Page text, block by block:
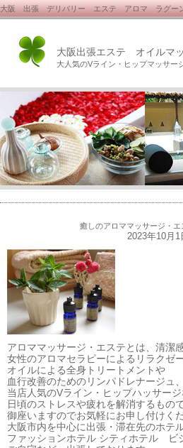
大阪 出張 デリバリー エステ アロマ ラグー
大阪出張エステ オイルマ
大人気のVライン・ヒップマッサー
癒しのアロママッサージ・エ
2023年10月1
アロママッサージ・エステとは、清潔
女性のアロマセラピーによるリラクゼ
オイルによる全身トリートメントや
血行改善のためのリンパドレナージュ、
当店人気のVライン・ヒップハッサージ
日頃のストレスや疲れを解消するもので
御座いますのでお気軽にお申し付けく
大阪市内を中心に出張・滞在先のホテル
ファッションホテル シティホテル ビ